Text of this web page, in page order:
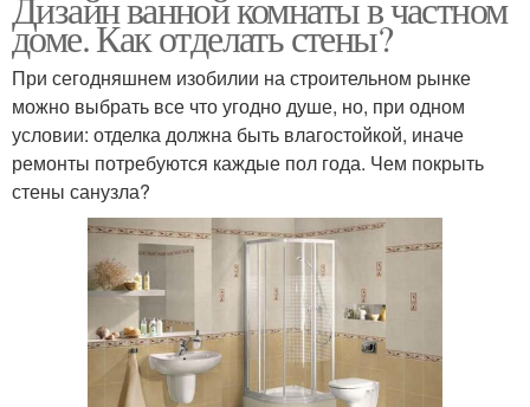
доме. Как отделать стены?
При сегодняшнем изобилии на строительном рынке
можно выбрать все что угодно душе, но, при одном
условии: отделка должна быть влагостойкой, иначе
ремонты потребуются каждые пол года. Чем покрыть
стены санузла?